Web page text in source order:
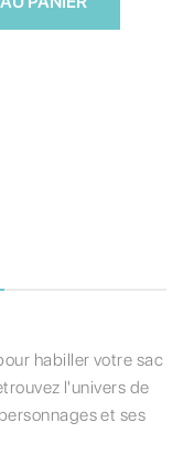
habiller votre sac
l'univers de
et ses